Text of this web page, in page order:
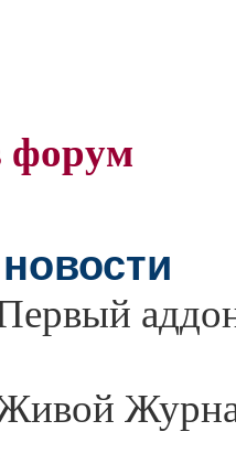
форум